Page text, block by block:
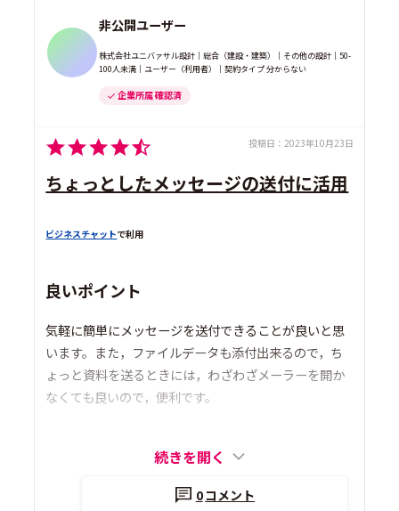
非公開ユーザー
株式会社ユニバァサル設計｜総合（建設・建築）｜その他の設計｜50-
100人未満｜ユーザー（利用者）｜契約タイプ 分からない
企業所属 確認済
投稿日： 2023年10月23日
ちょっとしたメッセージの送付に活用
ビジネスチャットで利用
良いポイント
気軽に簡単にメッセージを送付できることが良いと思
います。また，ファイルデータも添付出来るので，ち
ょっと資料を送るときには，わざわざメーラーを開か
なくても良いので，便利です。
続きを開く
0コメント